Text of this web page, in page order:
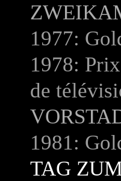
1977:
1978:
de
1981:
TAG